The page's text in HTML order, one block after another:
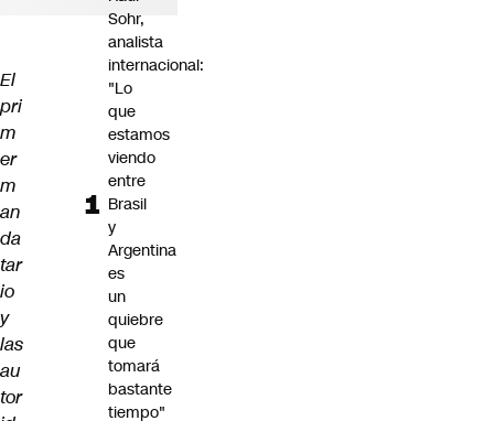
El
pri
m
er
m
an
da
tar
io
y
las
au
tor
Sohr,
analista
internacional:
"Lo
que
estamos
viendo
entre
Brasil
y
Argentina
es
un
quiebre
que
tomará
bastante
tiempo"